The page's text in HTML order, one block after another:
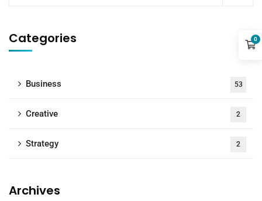
Categories
Business 53
Creative 2
Strategy 2
Archives
0